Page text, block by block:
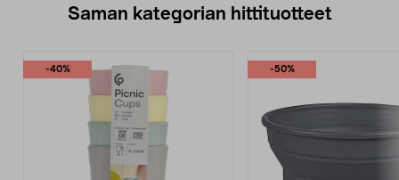
Saman kategorian hittituotteet
-40% -50%